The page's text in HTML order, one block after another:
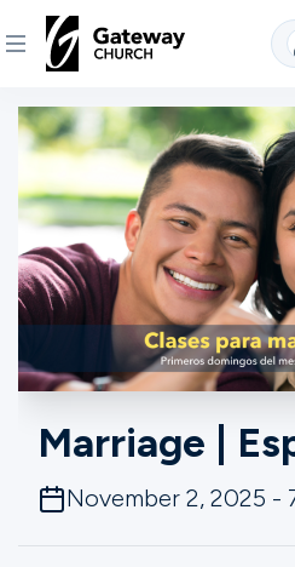
DISCOVER
About
Us
Watch
Connect
Marriage |
November 2, 2025 -